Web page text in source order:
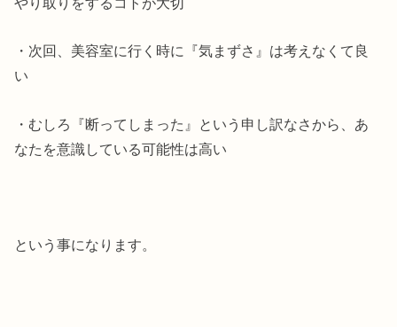
・次回、美容室に行く時に『気まずさ』は考えなくて良
い
・むしろ『断ってしまった』という申し訳なさから、あ
なたを意識している可能性は高い
という事になります。